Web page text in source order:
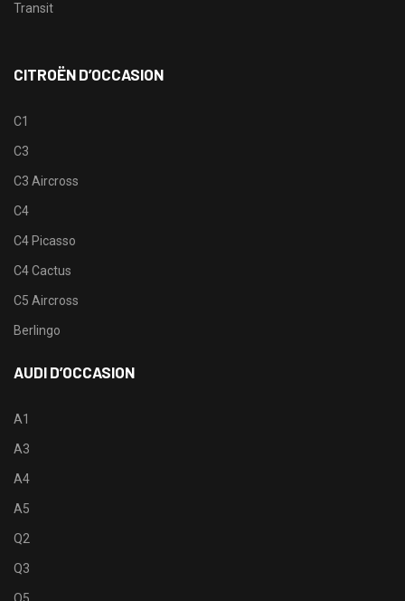
Transit
CITROËN D’OCCASION
C1
C3
C3 Aircross
C4
C4 Picasso
C4 Cactus
C5 Aircross
Berlingo
AUDI D’OCCASION
A1
A3
A4
A5
Q2
Q3